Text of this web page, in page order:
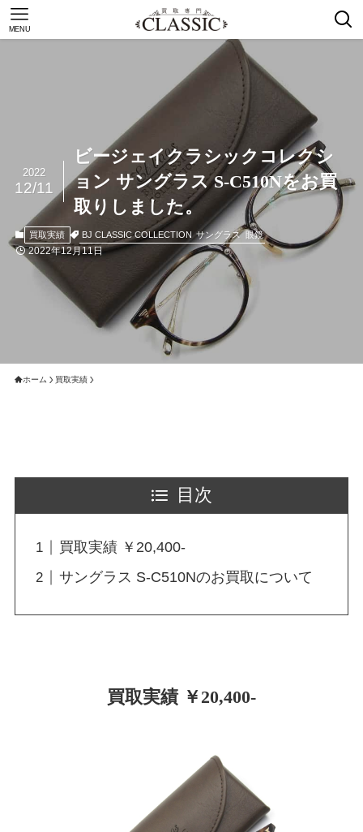
MENU
ビージェイクラシックコレクシ
ョン サングラス S-C510Nをお買
取りしました。
2022
12/11
買取実績 BJ CLASSIC COLLECTION サングラス 眼鏡
2022年12月11日
ホーム 買取実績
目次
買取実績 ￥20,400-
サングラス S-C510Nのお買取について
買取実績 ￥20,400-